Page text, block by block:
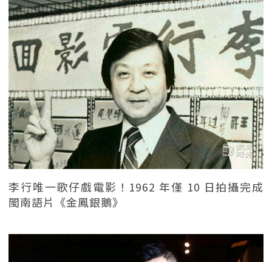
李行唯一歌仔戲電影！1962 年僅 10 日拍攝完成
閩南語片《金鳳銀鵝》